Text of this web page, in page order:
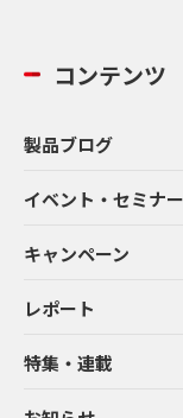
コンテンツ
製品ブログ
イベント・セミナー
キャンペーン
レポート
特集・連載